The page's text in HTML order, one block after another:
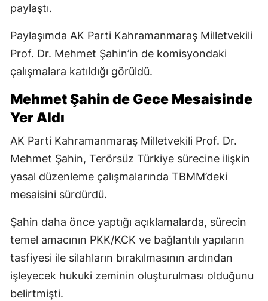
paylaştı.
Paylaşımda AK Parti Kahramanmaraş Milletvekili
Prof. Dr. Mehmet Şahin’in de komisyondaki
çalışmalara katıldığı görüldü.
Mehmet Şahin de Gece Mesaisinde
Yer Aldı
AK Parti Kahramanmaraş Milletvekili Prof. Dr.
Mehmet Şahin, Terörsüz Türkiye sürecine ilişkin
yasal düzenleme çalışmalarında TBMM’deki
mesaisini sürdürdü.
Şahin daha önce yaptığı açıklamalarda, sürecin
temel amacının PKK/KCK ve bağlantılı yapıların
tasfiyesi ile silahların bırakılmasının ardından
işleyecek hukuki zeminin oluşturulması olduğunu
belirtmişti.